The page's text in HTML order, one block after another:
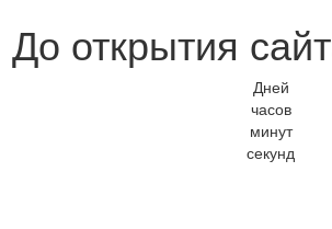
До открытия
Дней
часов
минут
секунд